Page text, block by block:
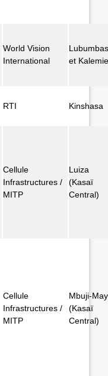
World Vision
International
et Kalemie
RTI Kinshasa
Cellule
Infrastructures /
MITP
Luiza
(Kasaï
Central)
Cellule
Infrastructures /
MITP
Mbuji-
(Kasaï
Central)